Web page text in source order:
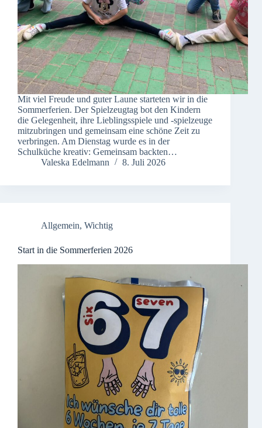
Mit viel Freude und guter Laune starteten wir in die
Sommerferien. Der Spielzeugtag bot den Kindern
die Gelegenheit, ihre Lieblingsspiele und -spielzeuge
mitzubringen und gemeinsam eine schöne Zeit zu
verbringen. Am Dienstag wurde es in der
Schulküche kreativ: Gemeinsam backten…
Valeska Edelmann
8. Juli 2026
Allgemein, Wichtig
Start in die Sommerferien 2026